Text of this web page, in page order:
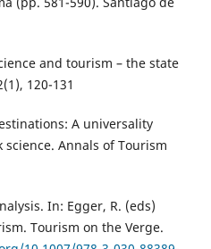
and tourism – the state
120-131
A universality
Annals of Tourism
In: Egger, R. (eds)
Tourism on the Verge.